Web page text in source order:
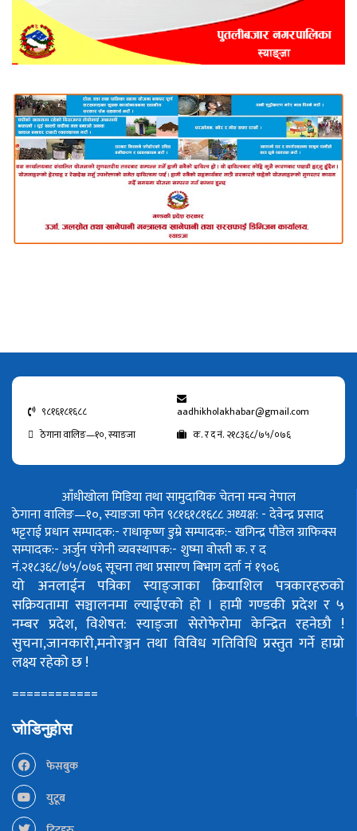
९८१६१८१६८८
aadhikholakhabar@gmail.com
ठेगाना वालिङ—१०, स्याङजा
क. र द नं. २१८३६८/७५/०७६
आँधीखोला मिडिया तथा सामुदायिक चेतना मन्च नेपाल
ठेगाना वालिङ—१०, स्याङजा फोन ९८१६१८१६८८अध्यक्ष: - देवेन्द्र प्रसाद
भट्टराईप्रधान सम्पादक:- राधाकृष्ण डुम्रेसम्पादक:- खगिन्द्र पौडेलग्राफिक्स
सम्पादक:- अर्जुन पंगेनीव्यवस्थापक:- शुष्मा वोस्तीक. र द
नं.२१८३६८/७५/०७६सूचना तथा प्रसारण बिभाग दर्ता नं १९०६
यो अनलाईन पत्रिका स्याङ्जाका क्रियाशिल पत्रकारहरुको
सक्रियतामा सञ्चालनमा ल्याईएको हो । हामी गण्डकी प्रदेश र ५
नम्बर प्रदेश, विशेषत: स्याङ्जा सेरोफेरोमा केन्द्रित रहनेछौ !
सुचना,जानकारी,मनोरञ्जन तथा विविध गतिविधि प्रस्तुत गर्ने हाम्रो
लक्ष्य रहेको छ !
============
जोडिनुहोस
फेसबुक
युटूब